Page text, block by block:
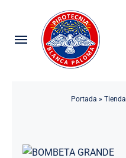
contenido
Toggle
Navigation
Empresa
Portada » Tienda